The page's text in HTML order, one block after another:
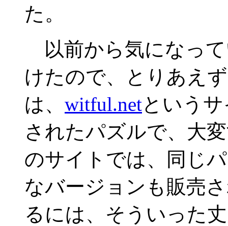
た。
以前から気になっ
けたので、とりあえ
は、 witful.netという
されたパズルで、大
のサイトでは、同じ
なバージョンも販売
るには、そういった